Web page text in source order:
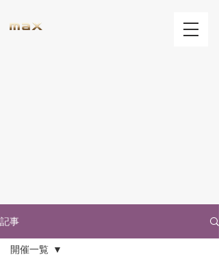
記事
開催一覧